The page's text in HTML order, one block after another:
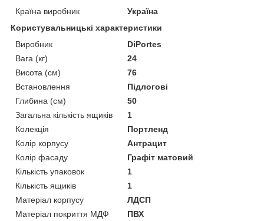
Країна виробник
Україна
Користувальницькі характеристики
Виробник
DiPortes
Вага (кг)
24
Висота (см)
76
Встановлення
Підлогові
Глибина (см)
50
Загальна кількість ящиків
1
Колекція
Портленд
Колір корпусу
Антрацит
Колір фасаду
Графіт матовий
Кількість упаковок
1
Кількість ящиків
1
Матеріал корпусу
ЛДСП
Матеріал покриття МДФ
ПВХ